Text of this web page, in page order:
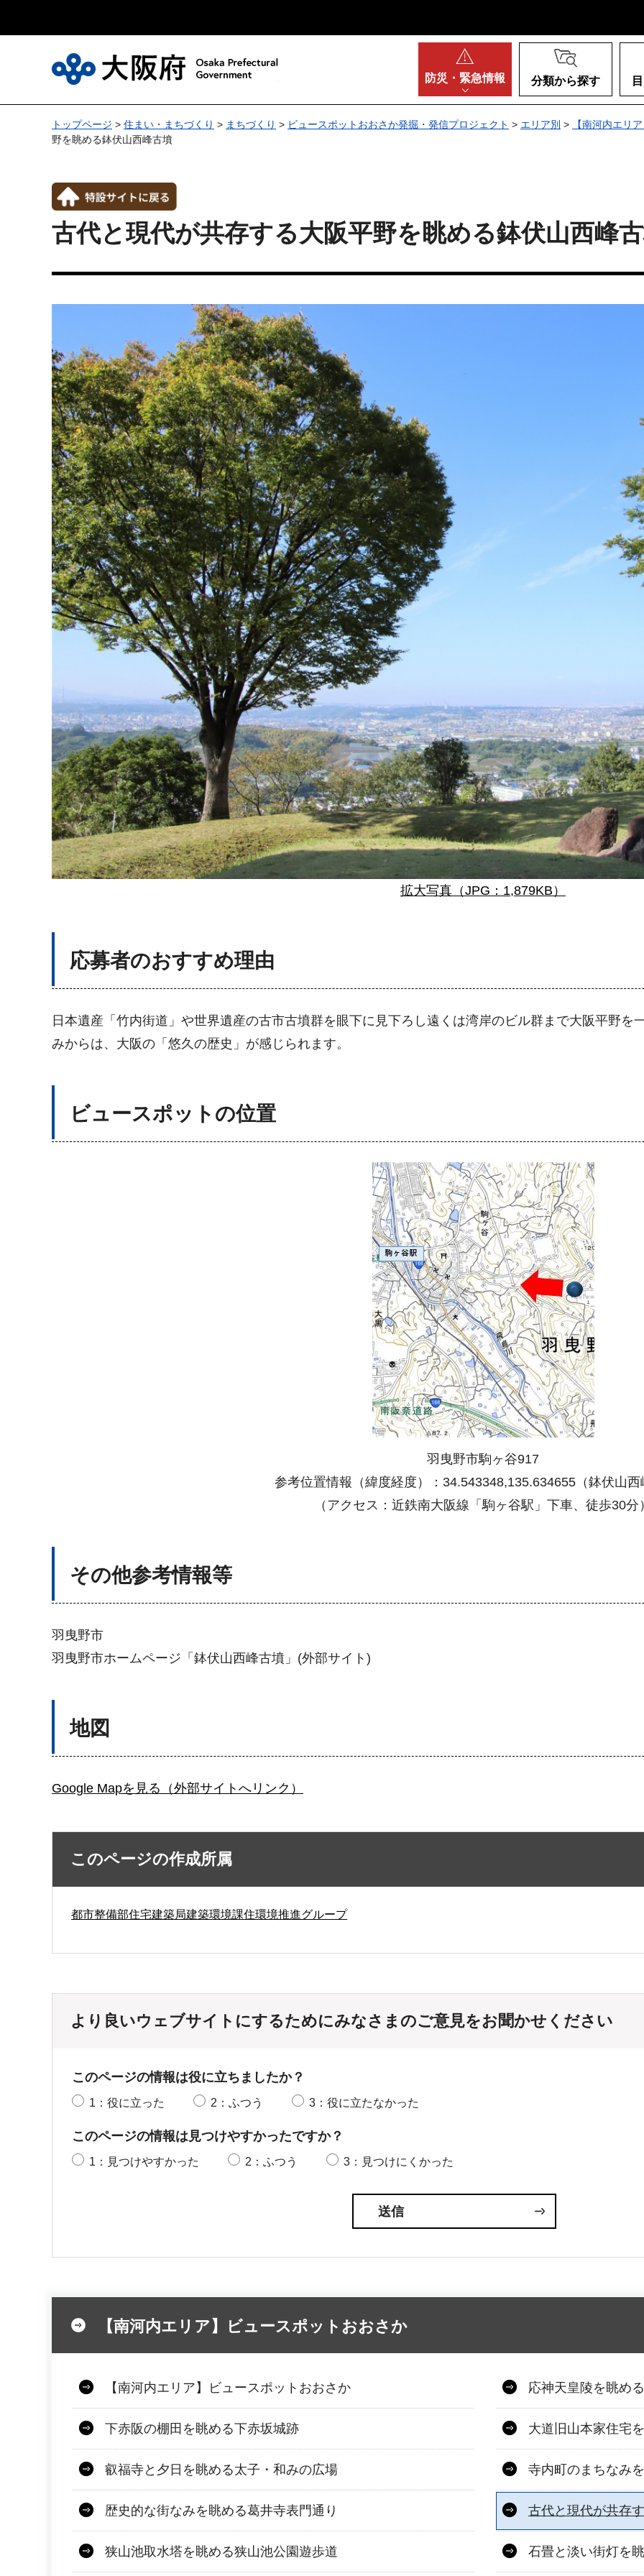
防災・ 緊急情報 分類から探す
トップページ > 住まい・まちづくり > まちづくり > ビュースポットおおさか発掘・発信プロジェクト > エリア別 > 【南河内エリ
野を眺める鉢伏山西峰古墳
古代と現代が共存する大阪平野を眺める鉢伏山西峰
拡大写真（JPG：1,879KB）
応募者のおすすめ理由
日本遺産「竹内街道」や世界遺産の古市古墳群を眼下に見下ろし遠くは湾岸のビル群まで大阪平野を
みからは、大阪の「悠久の歴史」が感じられます。
ビュースポットの位置
羽曳野市駒ヶ谷917
参考位置情報（緯度経度）：34.543348,135.634655（鉢伏山西
（アクセス：近鉄南大阪線「駒ヶ谷駅」下車、徒歩30分）
その他参考情報等
羽曳野市
羽曳野市ホームページ「鉢伏山西峰古墳」(外部サイト)
地図
Google Mapを見る（外部サイトへリンク）
このページの作成所属
都市整備部住宅建築局建築環境課住環境推進グループ
より良いウェブサイトにするためにみなさまのご意見をお聞かせください
このページの情報は役に立ちましたか？
1：役に立った 2：ふつう 3：役に立たなかった
このページの情報は見つけやすかったですか？
1：見つけやすかった 2：ふつう 3：見つけにくかった
【南河内エリア】ビュースポットおおさか
【南河内エリア】ビュースポットおおさか 応神天皇陵を眺め
下赤阪の棚田を眺める下赤坂城跡 大道旧山本家住宅
叡福寺と夕日を眺める太子・和みの広場 寺内町のまちなみ
歴史的な街なみを眺める葛井寺表門通り 古代と現代が共存
狭山池取水塔を眺める狭山池公園遊歩道 石畳と淡い街灯を